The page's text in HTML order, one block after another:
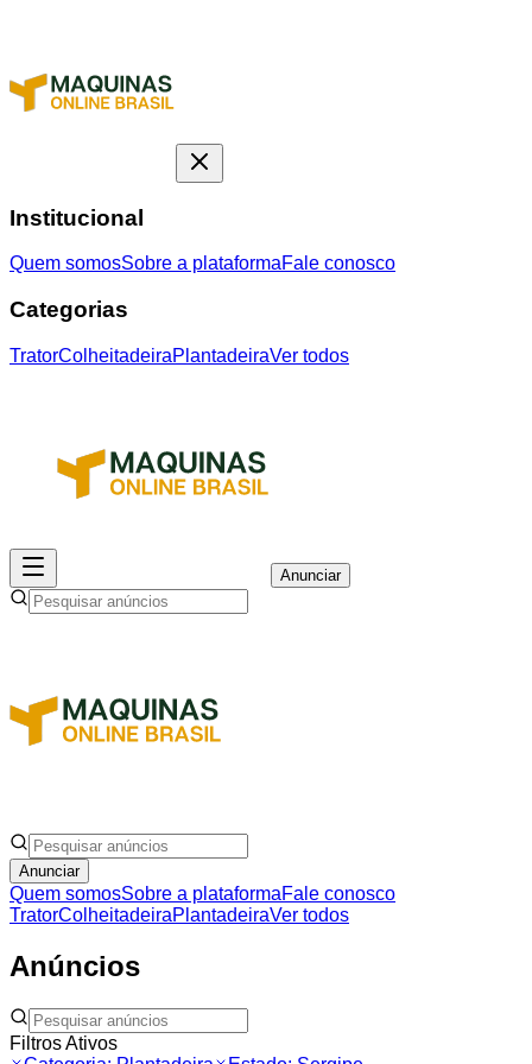
Institucional
Quem somosSobre a plataformaFale conosco
Categorias
TratorColheitadeiraPlantadeiraVer todos
Anunciar
Anunciar
Quem somosSobre a plataformaFale conosco
TratorColheitadeiraPlantadeiraVer todos
Anúncios
Filtros Ativos